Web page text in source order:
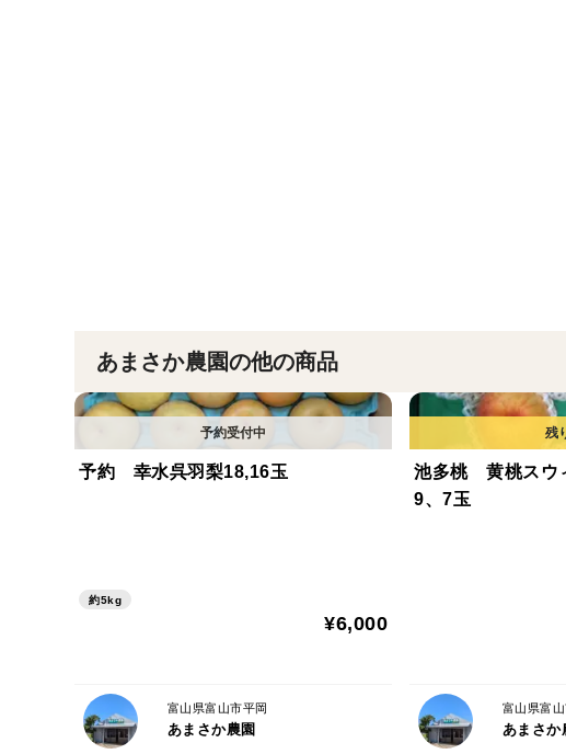
あまさか農園の他の商品
予約 幸水呉羽梨18,16玉
約5kg
¥6,000
富山県富山市平岡
あまさか農園
池多桃 黄桃スウ
9、7玉
富山県富
あまさか